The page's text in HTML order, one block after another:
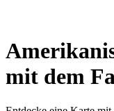
mit dem